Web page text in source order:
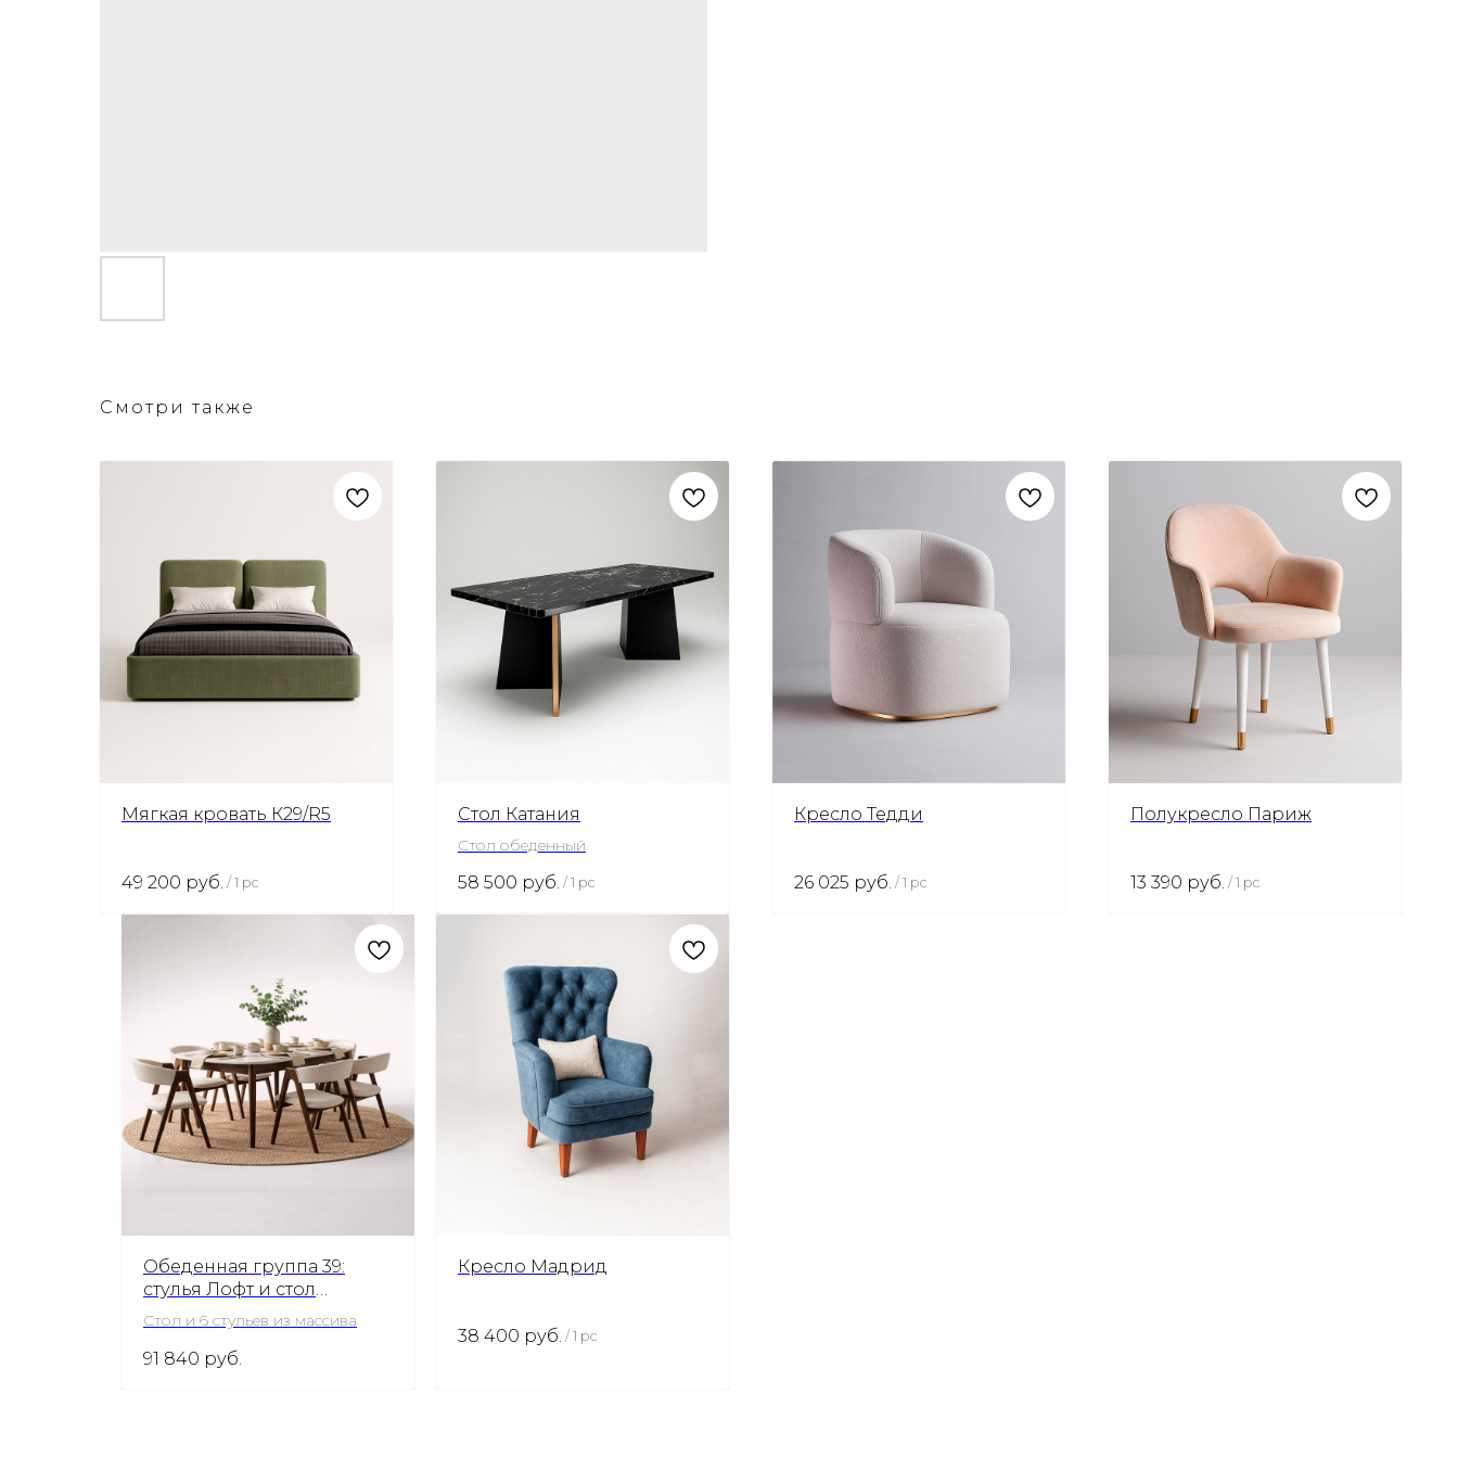
Смотри также
Мягкая кровать К29/R5
49 200 руб. / 1 pc
Стол Катания
Стол обеденный
58 500 руб. / 1 pc
Кресло Тедди
26 025 руб. / 1 pc
Полукресло Париж
13 390 руб. / 1 pc
Обеденная группа 39:
стулья Лофт и стол
Модерн
Стол и 6 стульев из массива
91 840 руб.
Кресло Мадрид
38 400 руб. / 1 pc